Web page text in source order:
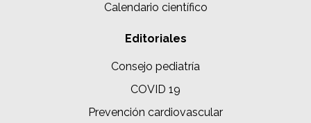
Calendario científico
Editoriales
Consejo pediatría
COVID 19
Prevención cardiovascular